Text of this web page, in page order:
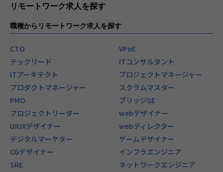
リモートワーク求人を探す
職種からリモートワーク求人を探す
CTO
VPoE
テックリード
ITコンサルタント
ITアーキテクト
プロジェクトマネージャー
プロダクトマネージャー
スクラムマスター
PMO
ブリッジSE
プロジェクトリーダー
webデザイナー
UIUXデザイナー
webディレクター
デジタルマーケター
ゲームデザイナー
CGデザイナー
インフラエンジニア
SRE
ネットワークエンジニア